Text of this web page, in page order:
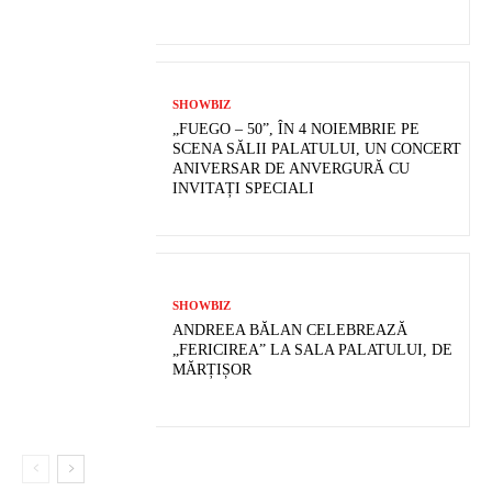
SHOWBIZ
„FUEGO – 50”, ÎN 4 NOIEMBRIE PE
SCENA SĂLII PALATULUI, UN CONCERT
ANIVERSAR DE ANVERGURĂ CU
INVITAȚI SPECIALI
SHOWBIZ
ANDREEA BĂLAN CELEBREAZĂ
„FERICIREA” LA SALA PALATULUI, DE
MĂRȚIȘOR